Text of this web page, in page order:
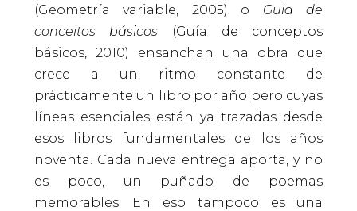
(Geometría variable, 2005) o Guia de
conceitos básicos (Guía de conceptos
básicos, 2010) ensanchan una obra que
crece a un ritmo constante de
prácticamente un libro por año pero cuyas
líneas esenciales están ya trazadas desde
esos libros fundamentales de los años
noventa. Cada nueva entrega aporta, y no
es poco, un puñado de poemas
memorables. En eso tampoco es una